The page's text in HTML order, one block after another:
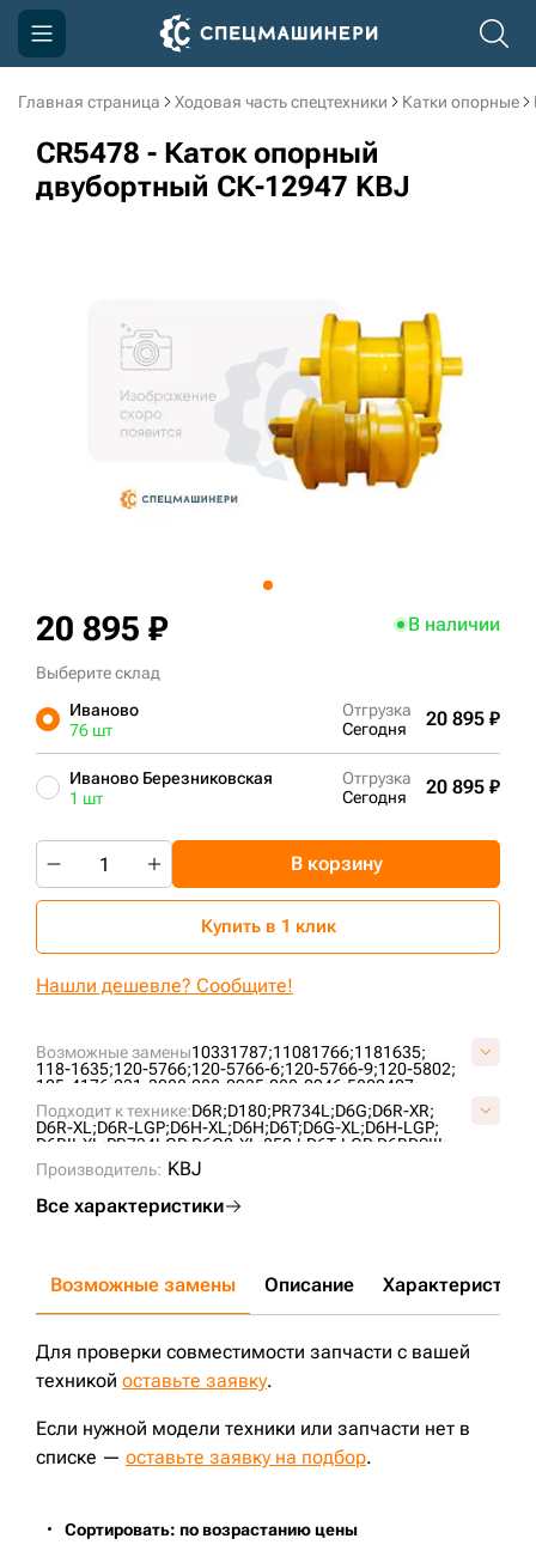
Главная страница Ходовая часть спецтехники Катки опорные
CR5478 - Каток опорный
двубортный СК-12947 KBJ
Возможные замены10331787;11081766;1181635;
118-1635;120-5766;120-5766-6;120-5766-9;120-5802;
125-4176;231-3088;288-0935;288-0946;5802407;
6T0727;
76090855;7T4107;AT322778;
B01060L0M00;CR4298;CR5478;CR6089;UG189C4T;
VB0106L0;VCR6089V;
Подходит к технике:D6R;D180;PR734L;D6G;D6R-XR;
D6R-XL;D6R-LGP;D6H-XL;D6H;D6T;D6G-XL;D6H-LGP;
D6RII-XL;PR734LGP;D6G2-XL;850J;D6T-LGP;D6RDSIII;
PR732L;
CASE2050M;
Производитель: KBJ
Все характеристики
20 895 ₽ В наличии
Выберите склад
Иваново
76 шт
Отгрузка
Сегодня
20 895 ₽
Иваново Березниковская
1 шт
Отгрузка
Сегодня
20 895 ₽
В корзину
Купить в 1 клик
Нашли дешевле? Сообщите!
Возможные замены Описание Характеристики
Для проверки совместимости запчасти с вашей
техникой оставьте заявку.
Если нужной модели техники или запчасти нет в
списке — оставьте заявку на подбор.
Сортировать: по возрастанию цены
Компания
Акции
3D тур по производству
3D тур по складам
sksale@skdst.ru